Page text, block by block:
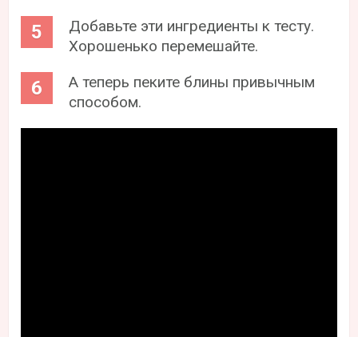
Добавьте эти ингредиенты к тесту.
Хорошенько перемешайте.
А теперь пеките блины привычным
способом.